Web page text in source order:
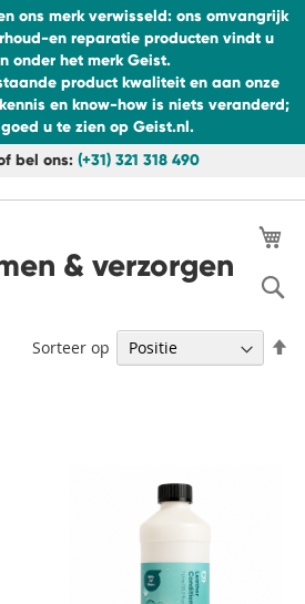
ons merk verwisseld: ons omvangrijk
en reparatie producten vindt u
onder het merk Geist.
product kwaliteit en aan onze
en know-how is niets veranderd;
u te zien op Geist.nl.
bel ons: (+31) 321 318 490
& verzorgen
Sorteer op